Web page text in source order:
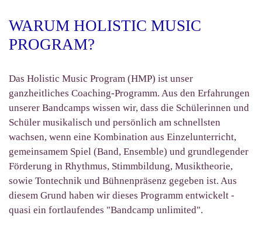
WARUM HOLISTIC MUSIC
PROGRAM?
Das Holistic Music Program (HMP) ist unser
ganzheitliches Coaching-Programm. Aus den Erfahrungen
unserer Bandcamps wissen wir, dass die Schülerinnen und
Schüler musikalisch und persönlich am schnellsten
wachsen, wenn eine Kombination aus Einzelunterricht,
gemeinsamem Spiel (Band, Ensemble) und grundlegender
Förderung in Rhythmus, Stimmbildung, Musiktheorie,
sowie Tontechnik und Bühnenpräsenz gegeben ist. Aus
diesem Grund haben wir dieses Programm entwickelt -
quasi ein fortlaufendes "Bandcamp unlimited".